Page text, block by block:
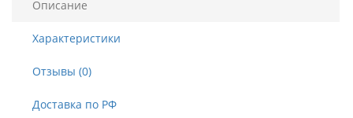
Описание
Характеристики
Отзывы (0)
Доставка по РФ